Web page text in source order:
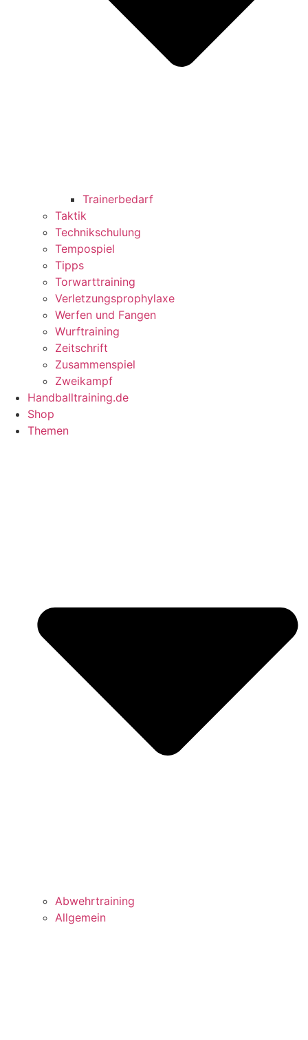
Trainerbedarf
Taktik
Technikschulung
Tempospiel
Tipps
Torwarttraining
Verletzungsprophylaxe
Werfen und Fangen
Wurftraining
Zeitschrift
Zusammenspiel
Zweikampf
Handballtraining.de
Shop
Themen
Abwehrtraining
Allgemein